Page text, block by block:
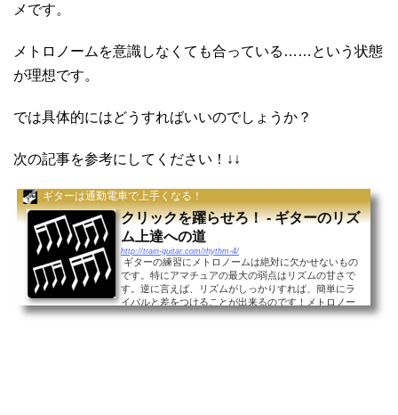
メです。
メトロノームを意識しなくても合っている……という状態
が理想です。
では具体的にはどうすればいいのでしょうか？
次の記事を参考にしてください！↓↓
ギターは通勤電車で上手くなる！
クリックを躍らせろ！ - ギターのリズ
ム上達への道
http://train-guitar.com/rhythm-4/
ギターの練習にメトロノームは絶対に欠かせないもの
です。特にアマチュアの最大の弱点はリズムの甘さで
す。逆に言えば、リズムがしっかりすれば、簡単にラ
イバルと差をつけることが出来るのです！メトロノー
ム、どう使いますか？では、そのメトロノーム、どう...